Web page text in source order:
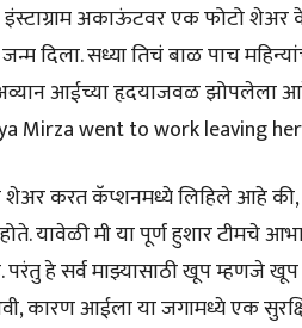
अकाऊंटवर एक फोटो शेअर
जन्म दिला. सध्या तिचं बाळ पाच
आईच्या हृदयाजवळ झोपलेला आहे.
Mirza went to work leaving
शेअर करत कॅप्शनमध्ये लिहिले आहे
यावेळी मी या पूर्ण हुशार टीमचे
हे सर्व माझ्यासाठी खूप म्हणजे
कारण आईला या जगामध्ये एक